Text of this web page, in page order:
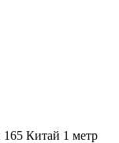
165 Китай 1 метр